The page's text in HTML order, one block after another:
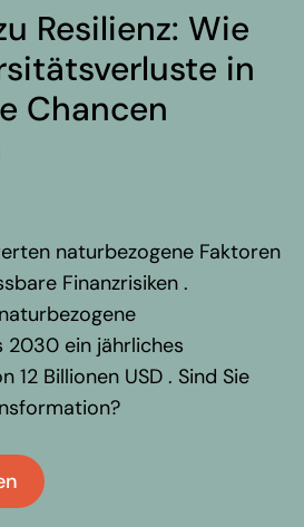
Resilienz: Wie
in
Chancen
Resilienz: Wie
in
Chancen
naturbezogene Faktoren
Finanzrisiken .
ein jährliches
12 Billionen USD . Sind Sie